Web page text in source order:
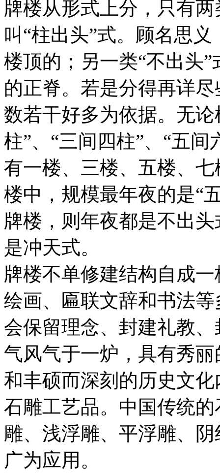
牌楼从形式上分，只有
叫“柱出头”式。顾名思
楼顶的；另一类“不出头
的正脊。若是分得再详
数若干好多为依据。无
柱”、“三间四柱”、“五
有一楼、三楼、五楼、
楼中，规模最年夜的是“
牌楼，则年夜都是不出
是冲天式。
牌楼不单修建结构自成
绘画、匾联文辞和书法
会保留理念、封建礼教
气风气于一炉，具有秀
和丰硕而深刻的历史文
石雕工艺品。中国传统
雕、浅浮雕、平浮雕、
广为应用。